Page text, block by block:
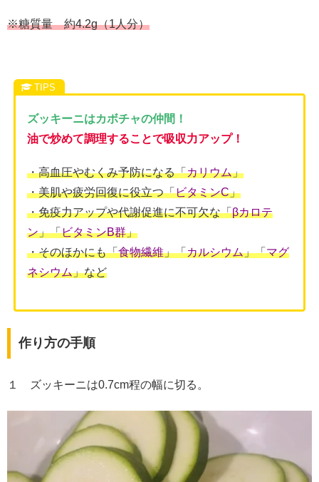
※糖質量 約4.2g（1人分）
ズッキーニはカボチャの仲間！
油で炒めて調理することで吸収力アップ！
・高血圧やむくみ予防になる「カリウム」
・美肌や疲労回復に役立つ「ビタミンC」
・免疫力アップや代謝促進に不可欠な「βカロテ
ン」「ビタミンB群」
・そのほかにも「食物繊維」「カルシウム」「マグ
ネシウム」など
作り方の手順
１ ズッキーニは0.7cm程の幅に切る。